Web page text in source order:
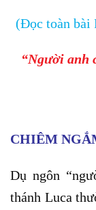
(Đọc toàn bài
“Người anh
CHIÊM
Dụ ngôn
thánh Luca